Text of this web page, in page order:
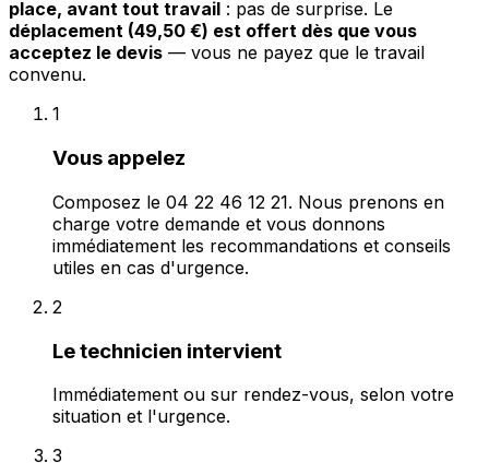
place, avant tout travail : pas de surprise. Le
déplacement (49,50 €) est offert dès que vous
acceptez le devis — vous ne payez que le travail
convenu.
1
Vous appelez
Composez le 04 22 46 12 21. Nous prenons en
charge votre demande et vous donnons
immédiatement les recommandations et conseils
utiles en cas d'urgence.
2
Le technicien intervient
Immédiatement ou sur rendez-vous, selon votre
situation et l'urgence.
3